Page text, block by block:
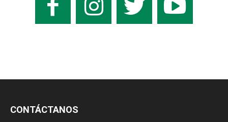
CONTÁCTANOS